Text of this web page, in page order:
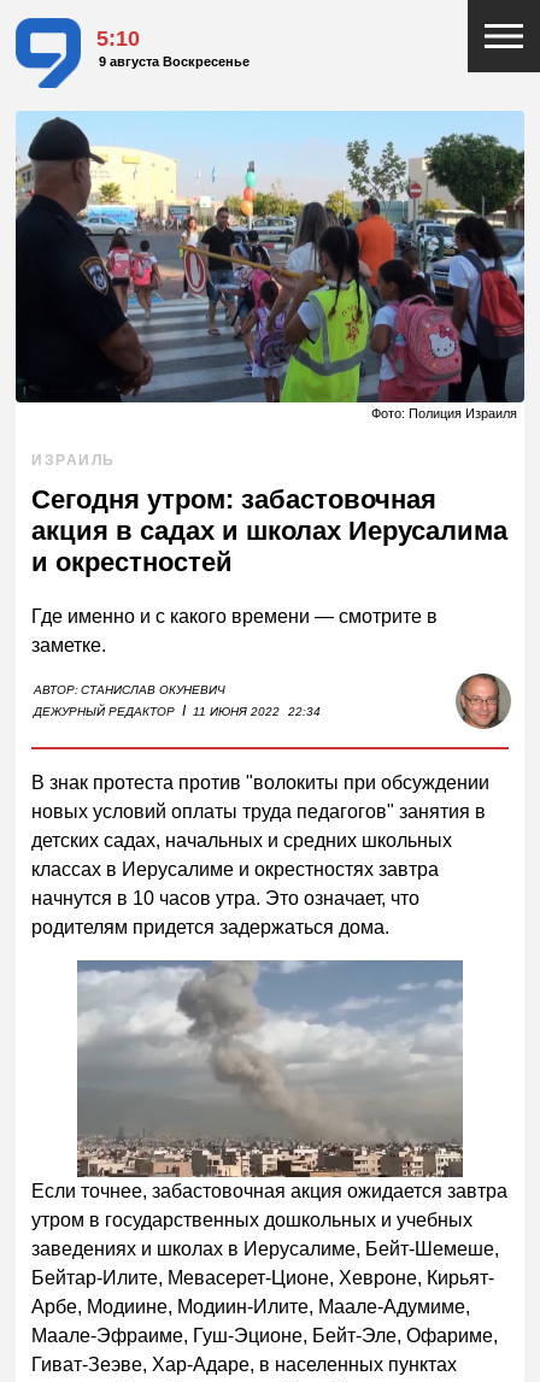
5:10
9 августа Воскресенье
Фото: Полиция Израиля
ИЗРАИЛЬ
Сегодня утром: забастовочная
акция в садах и школах Иерусалима
и окрестностей
Где именно и с какого времени — смотрите в
заметке.
АВТОР:СТАНИСЛАВ ОКУНЕВИЧ
ДЕЖУРНЫЙ РЕДАКТОР I 11 ИЮНЯ 2022 22:34
В знак протеста против "волокиты при обсуждении
новых условий оплаты труда педагогов" занятия в
детских садах, начальных и средних школьных
классах в Иерусалиме и окрестностях завтра
начнутся в 10 часов утра. Это означает, что
родителям придется задержаться дома.
Если точнее, забастовочная акция ожидается завтра
утром в государственных дошкольных и учебных
заведениях и школах в Иерусалиме, Бейт-Шемеше,
Бейтар-Илите, Мевасерет-Ционе, Хевроне, Кирьят-
Арбе, Модиине, Модиин-Илите, Маале-Адумиме,
Маале-Эфраиме, Гуш-Эционе, Бейт-Эле, Офариме,
Гиват-Зеэве, Хар-Адаре, в населенных пунктах